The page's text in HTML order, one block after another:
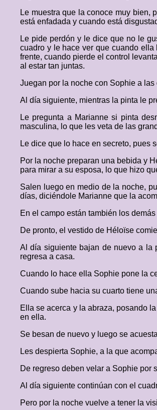
Le muestra que la conoce muy bien,
está enfadada y cuando está
Le pide perdón y le dice que no le
cuadro y le hace ver que cuando
frente, cuando pierde el control
al estar tan juntas.
Juegan por la noche con Sophie a las
Al día siguiente, mientras la pinta le
Le pregunta a Marianne si pinta
masculina, lo que les veta de las
Le dice que lo hace en secreto, pues
Por la noche preparan una bebida y
para mirar a su esposa, lo que hizo
Salen luego en medio de la noche,
días, diciéndole Marianne que la
En el campo están también los
De pronto, el vestido de Héloïse
Al día siguiente bajan de nuevo a la
regresa a casa.
Cuando lo hace ella Sophie pone la
Cuando sube hacia su cuarto tiene
Ella se acerca y la abraza, posando
en ella.
Se besan de nuevo y luego se
Les despierta Sophie, a la que
De regreso deben velar a Sophie por
Al día siguiente continúan con el
Pero por la noche vuelve a tener la